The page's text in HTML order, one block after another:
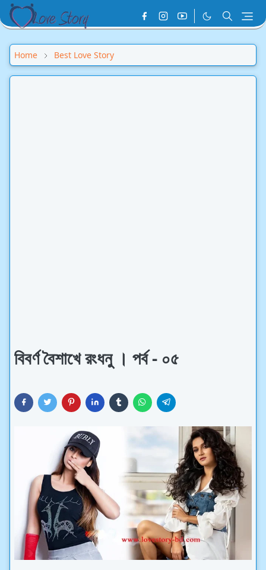
Home Best Love Story
বিবর্ণ বৈশাখে রংধনু । পর্ব - ০৫